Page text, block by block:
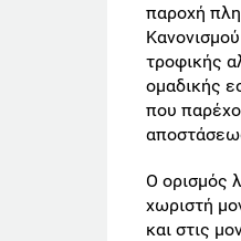
παροχή
τροφικής
ομαδικής
που
Ο ορισμός
χωριστή
και στις